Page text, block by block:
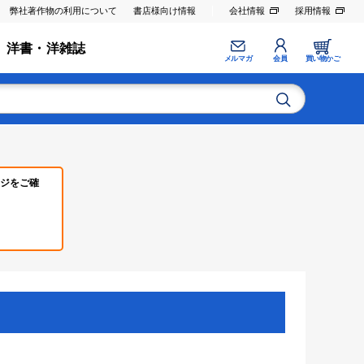
弊社著作物の利用について 書店様向け情報 会社情報 採用情報
洋書・洋雑誌
メルマガ 会員 買い物かご
をご確